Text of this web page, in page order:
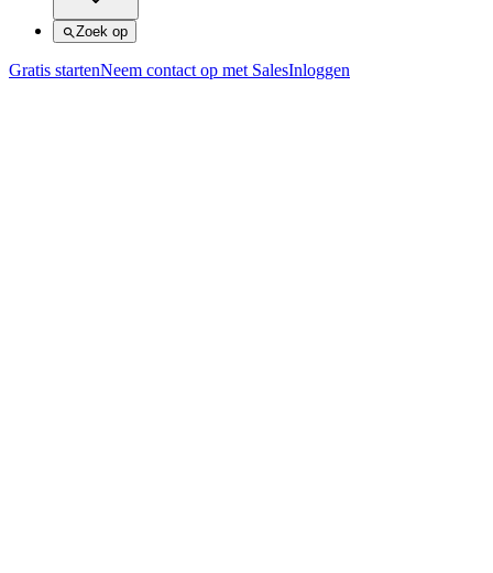
Zoek op
Gratis startenNeem contact op met SalesInloggen